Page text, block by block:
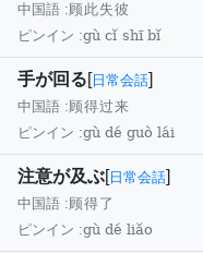
中国語 : 顾此失彼
ピンイン :gù cǐ shī bǐ
手が回る[ 日常会話]
中国語 : 顾得过来
ピンイン :gù dé guò lái
注意が及ぶ[ 日常会話]
中国語 : 顾得了
ピンイン :gù dé liǎo